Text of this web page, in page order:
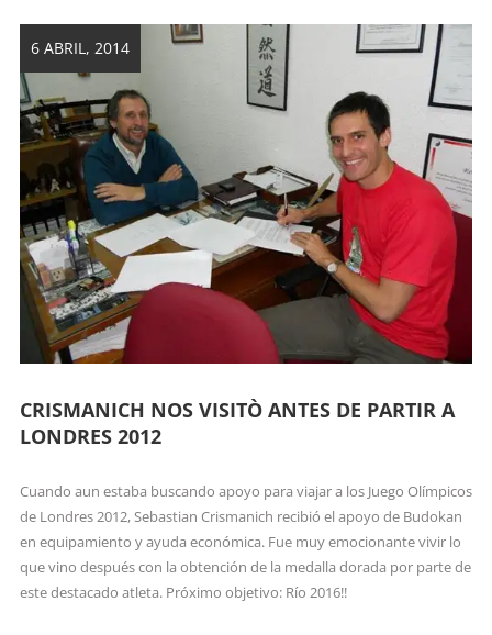
6 ABRIL, 2014
CRISMANICH NOS VISITÒ ANTES DE PARTIR A
LONDRES 2012
Cuando aun estaba buscando apoyo para viajar a los Juego Olímpicos
de Londres 2012, Sebastian Crismanich recibió el apoyo de Budokan
en equipamiento y ayuda económica. Fue muy emocionante vivir lo
que vino después con la obtención de la medalla dorada por parte de
este destacado atleta. Próximo objetivo: Río 2016!!